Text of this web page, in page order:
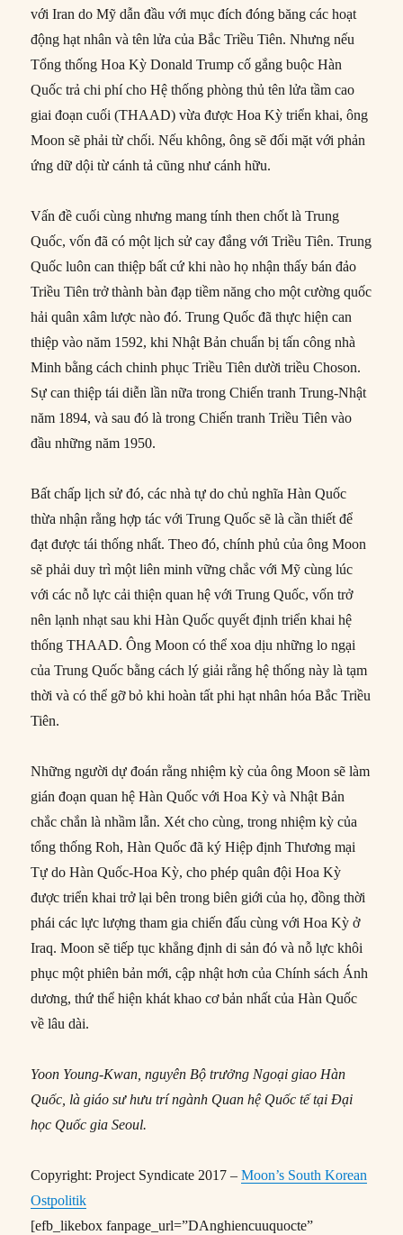
với Iran do Mỹ dẫn đầu với mục đích đóng băng các hoạt
động hạt nhân và tên lửa của Bắc Triều Tiên. Nhưng nếu
Tổng thống Hoa Kỳ Donald Trump cố gắng buộc Hàn
Quốc trả chi phí cho Hệ thống phòng thủ tên lửa tầm cao
giai đoạn cuối (THAAD) vừa được Hoa Kỳ triển khai, ông
Moon sẽ phải từ chối. Nếu không, ông sẽ đối mặt với phản
ứng dữ dội từ cánh tả cũng như cánh hữu.
Vấn đề cuối cùng nhưng mang tính then chốt là Trung
Quốc, vốn đã có một lịch sử cay đắng với Triều Tiên. Trung
Quốc luôn can thiệp bất cứ khi nào họ nhận thấy bán đảo
Triều Tiên trở thành bàn đạp tiềm năng cho một cường quốc
hải quân xâm lược nào đó. Trung Quốc đã thực hiện can
thiệp vào năm 1592, khi Nhật Bản chuẩn bị tấn công nhà
Minh bằng cách chinh phục Triều Tiên dười triều Choson.
Sự can thiệp tái diễn lần nữa trong Chiến tranh Trung-Nhật
năm 1894, và sau đó là trong Chiến tranh Triều Tiên vào
đầu những năm 1950.
Bất chấp lịch sử đó, các nhà tự do chủ nghĩa Hàn Quốc
thừa nhận rằng hợp tác với Trung Quốc sẽ là cần thiết để
đạt được tái thống nhất. Theo đó, chính phủ của ông Moon
sẽ phải duy trì một liên minh vững chắc với Mỹ cùng lúc
với các nỗ lực cải thiện quan hệ với Trung Quốc, vốn trở
nên lạnh nhạt sau khi Hàn Quốc quyết định triển khai hệ
thống THAAD. Ông Moon có thể xoa dịu những lo ngại
của Trung Quốc bằng cách lý giải rằng hệ thống này là tạm
thời và có thể gỡ bỏ khi hoàn tất phi hạt nhân hóa Bắc Triều
Tiên.
Những người dự đoán rằng nhiệm kỳ của ông Moon sẽ làm
gián đoạn quan hệ Hàn Quốc với Hoa Kỳ và Nhật Bản
chắc chắn là nhầm lẫn. Xét cho cùng, trong nhiệm kỳ của
tổng thống Roh, Hàn Quốc đã ký Hiệp định Thương mại
Tự do Hàn Quốc-Hoa Kỳ, cho phép quân đội Hoa Kỳ
được triển khai trở lại bên trong biên giới của họ, đồng thời
phái các lực lượng tham gia chiến đấu cùng với Hoa Kỳ ở
Iraq. Moon sẽ tiếp tục khẳng định di sản đó và nỗ lực khôi
phục một phiên bản mới, cập nhật hơn của Chính sách Ánh
dương, thứ thể hiện khát khao cơ bản nhất của Hàn Quốc
về lâu dài.
Yoon Young-Kwan, nguyên Bộ trưởng Ngoại giao Hàn
Quốc, là giáo sư hưu trí ngành Quan hệ Quốc tế tại Đại
học Quốc gia Seoul.
Copyright: Project Syndicate 2017 –Moon’s South Korean
Ostpolitik
[efb_likebox fanpage_url=”DAnghiencuuquocte”